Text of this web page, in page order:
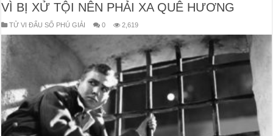
VÌ BỊ XỬ TỘI NÊN PHẢI XA QUÊ HƯƠNG
TỬ VI ĐẨU SỐ PHÚ GIẢI 0 2,619